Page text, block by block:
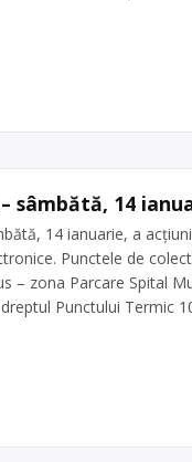
sâmbătă, 14
14 ianuarie, a
Punctele de
– zona Parcare Spital
Punctului Termic